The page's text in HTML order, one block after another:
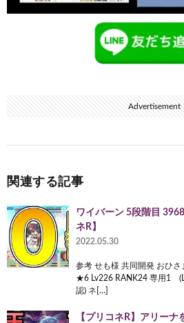
Advertisement
関連する記事
ワイバーン 5段階目
ネR】
2022.05.30
参考 せも様 共同開発 おひ
★6 Lv226 RANK24 専用1
認) ネ[…]
【プリコネR】アリー